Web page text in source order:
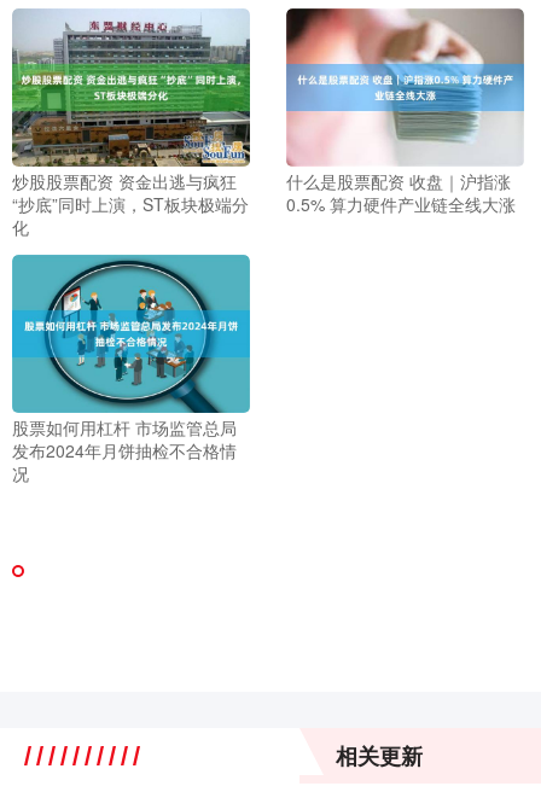
炒股股票配资 资金出逃与疯狂
“抄底”同时上演，ST板块极端分
化
什么是股票配资 收盘｜沪指涨
0.5% 算力硬件产业链全线大涨
股票如何用杠杆 市场监管总局
发布2024年月饼抽检不合格情
况
相关更新